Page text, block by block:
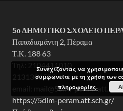
5ο ΔΗΜΟΤΙΚΟ ΣΧΟΛΕΙΟ
Παπαδιαμάντη 2, Πέραμα
Τ.Κ. 188 63
Τηλ: 2104411010
2131301550
email:
mail@5dim-
https://5dim-peram.att.sch.gr/
Συνεχίζοντας να
συμφωνείτε με τη χρήση των
πληροφορίες.